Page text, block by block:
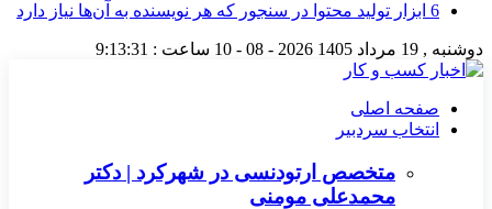
6 ابزار تولید محتوا در سنجور که هر نویسنده به آن‌ها نیاز دارد
دوشنبه , 19 مرداد 1405 2026 - 08 - 10 ساعت : 9:13:32
صفحه اصلی
انتخاب سردبیر
متخصص ارتودنسی در شهرکرد | دکتر
محمدعلی مومنی